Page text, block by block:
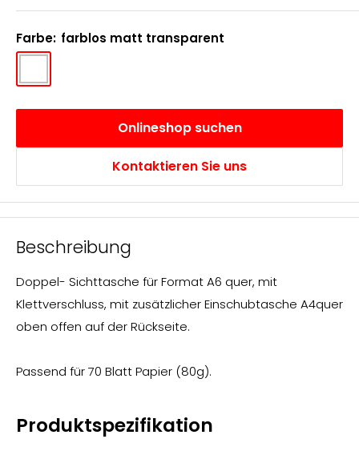
Farbe: farblos matt transparent
matt
transparent
Onlineshop suchen
Kontaktieren Sie uns
Beschreibung
Doppel- Sichttasche für Format A6 quer, mit
Klettverschluss, mit zusätzlicher Einschubtasche A4quer
oben offen auf der Rückseite.
Passend für 70 Blatt Papier (80g).
Produktspezifikation